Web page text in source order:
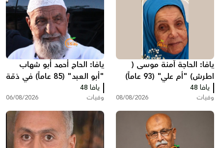
يافا: الحاجة آمنة موسى (
اطرش) "أم علي" (93 عاماً)
في ذمة الله
يافا 48
وفيات 08/08/2026
يافا: الحاج أحمد أبو شهاب
"أبو العبد" (85 عاماً) في ذمّة
الله
يافا 48
وفيات 06/08/2026